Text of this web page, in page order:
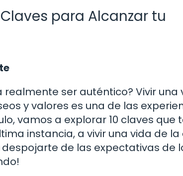
para Alcanzar tu
ser auténtico? Vivir una
y valores es una de las
vamos a explorar 10 claves que
instancia, a vivir una vida de la
de las expectativas de